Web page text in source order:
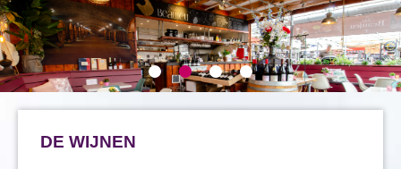
DE WIJNEN